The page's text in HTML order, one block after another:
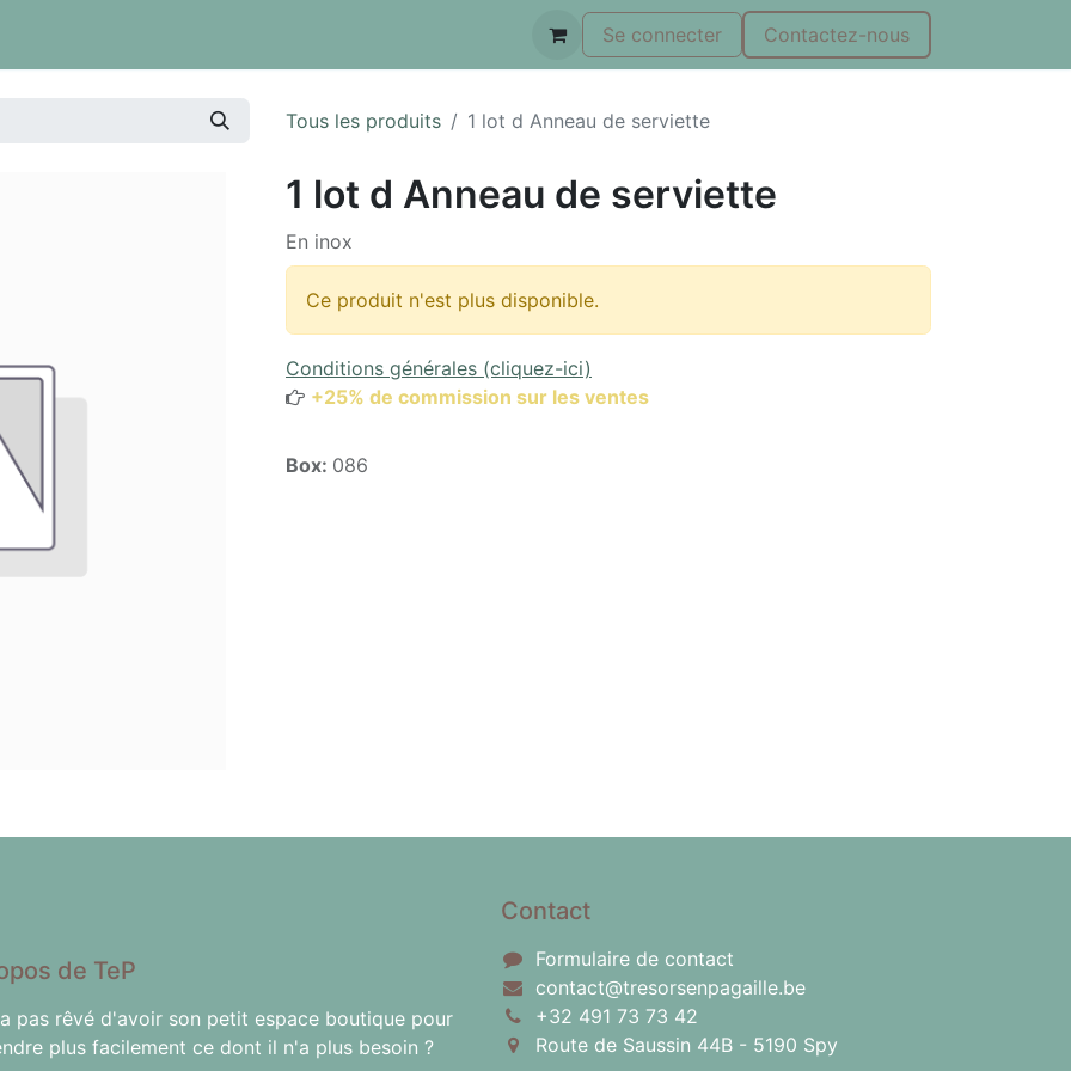
Se connecter Contactez-nous
Tous les produits 1 lot d Anneau de serviette
1 lot d Anneau de serviette
En inox
Ce produit n'est plus disponible.
Conditions générales (cliquez-ici)
+25% de commission sur les ventes
Box: 086
de TeP
pas rêvé d'avoir son petit espace boutique pour
plus facilement ce dont il n'a plus besoin ?
Contact
Formulaire de contact
contact@tresorsenpagaille.be
+32 491 73 73 42
Route de Saussin 44B - 5190 Spy